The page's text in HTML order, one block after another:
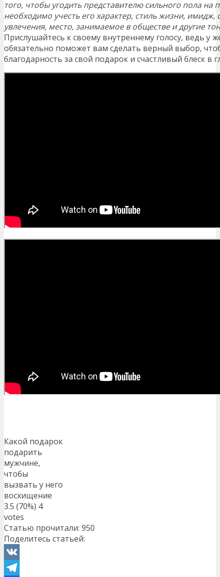
того, чтобы угодить представителю сильного пола на
необходимо учесть его характер, стиль жизни, имидж,
увлечения, место, занимаемое в обществе и другие
Прислушайтесь к своему внутреннему голосу, ведь у
обязательно поможет вам сделать верный выбор,
благодарность за свой подарок и счастливый блеск в
Какой подарок
подарить
мужчине,
чтобы
вызвать у него
восхищение
3.5 (70%) 4
votes
Статью прочитали: 950
Поделитесь статьей:
VK